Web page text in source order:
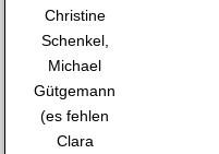
Christine
Schenkel,
Michael
Gütgemann
(es fehlen
Clara